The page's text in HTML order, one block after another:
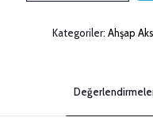
Kategoriler: Ahşap